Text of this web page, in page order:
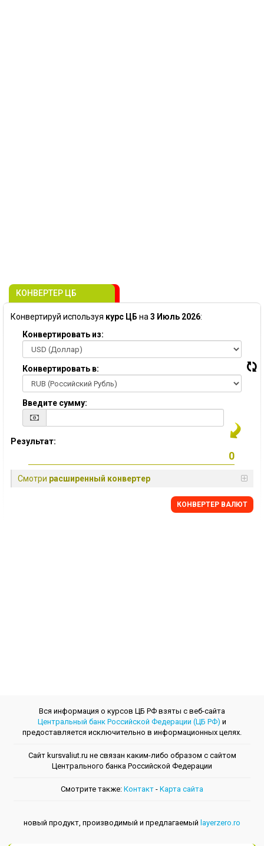
КОНВЕРТЕР ЦБ
Конвертируй используя курс ЦБ на 3 Июль 2026:
Конвертировать из:
Конвертировать в:
Введите сумму:
Результат:
Смотри расширенный конвертер
КОНВЕРТЕР ВАЛЮТ
Вся информация о курсов ЦБ РФ взяты с веб-сайта
Центральный банк Российской Федерации (ЦБ РФ) и
предоставляется исключительно в информационных целях.
Сайт kursvaliut.ru не связан каким-либо образом с сайтом
Центрального банкa Российской Федерации
Смотрите также: Контакт - Kарта сайта
новый продукт, производимый и предлагаемый layerzero.ro